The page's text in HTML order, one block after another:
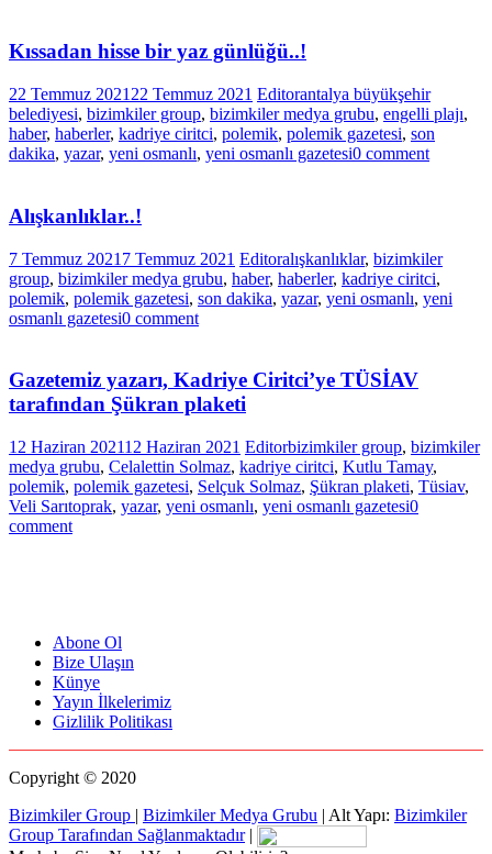
Kıssadan hisse bir yaz günlüğü..!
22 Temmuz 2021 22 Temmuz 2021 Editorantalya büyükşehir
belediyesi, bizimkiler group, bizimkiler medya grubu, engelli plajı,
haber, haberler, kadriye ciritci, polemik, polemik gazetesi, son
dakika, yazar, yeni osmanlı, yeni osmanlı gazetesi0 comment
Alışkanlıklar..!
7 Temmuz 2021 7 Temmuz 2021 Editoralışkanlıklar, bizimkiler
group, bizimkiler medya grubu, haber, haberler, kadriye ciritci,
polemik, polemik gazetesi, son dakika, yazar, yeni osmanlı, yeni
osmanlı gazetesi0 comment
Gazetemiz yazarı, Kadriye Ciritci’ye TÜSİAV
tarafından Şükran plaketi
12 Haziran 202112 Haziran 2021 Editorbizimkiler group, bizimkiler
medya grubu, Celalettin Solmaz, kadriye ciritci, Kutlu Tamay,
polemik, polemik gazetesi, Selçuk Solmaz, Şükran plaketi, Tüsiav,
Veli Sarıtoprak, yazar, yeni osmanlı, yeni osmanlı gazetesi0
comment
Abone Ol
Bize Ulaşın
Künye
Yayın İlkelerimiz
Gizlilik Politikası
Copyright © 2020
Bizimkiler Group | Bizimkiler Medya Grubu | Alt Yapı: Bizimkiler
Group Tarafından Sağlanmaktadır |